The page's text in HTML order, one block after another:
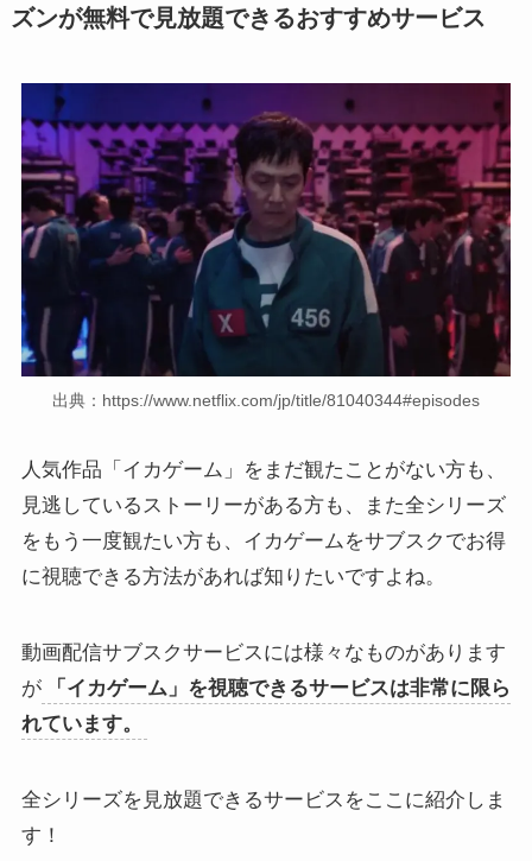
ズンが無料で見放題できるおすすめサービス
出典：https://www.netflix.com/jp/title/81040344#episodes
人気作品「イカゲーム」をまだ観たことがない方も、
見逃しているストーリーがある方も、また全シリーズ
をもう一度観たい方も、イカゲームをサブスクでお得
に視聴できる方法があれば知りたいですよね。
動画配信サブスクサービスには様々なものがあります
が
「イカゲーム」を視聴できるサービスは非常に限ら
れています。
全シリーズを見放題できるサービスをここに紹介しま
す！